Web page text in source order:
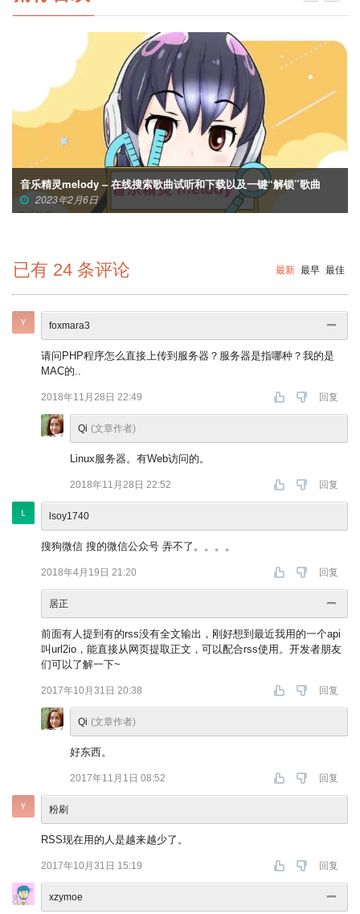
音乐精灵melody – 在线搜索歌曲试听和下载以及一键“解锁”歌曲
2023年2月6日
已有 24 条评论 最新 最早 最佳
foxmara3
请问PHP程序怎么直接上传到服务器？服务器是指哪种？我的是
MAC的..
2018年11月28日 22:49 回复
Qi (文章作者)
Linux服务器。有Web访问的。
2018年11月28日 22:52 回复
lsoy1740
搜狗微信 搜的微信公众号 弄不了。。。。
2018年4月19日 21:20 回复
居正
前面有人提到有的rss没有全文输出，刚好想到最近我用的一个api
叫url2io，能直接从网页提取正文，可以配合rss使用。开发者朋友
们可以了解一下~
2017年10月31日 20:38 回复
Qi (文章作者)
好东西。
2017年11月1日 08:52 回复
粉刷
RSS现在用的人是越来越少了。
2017年10月31日 15:19 回复
xzymoe